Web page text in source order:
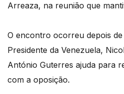
Arreaza, na reunião que
O encontro ocorreu depois
Presidente da Venezuela,
António Guterres ajuda para
com a oposição.